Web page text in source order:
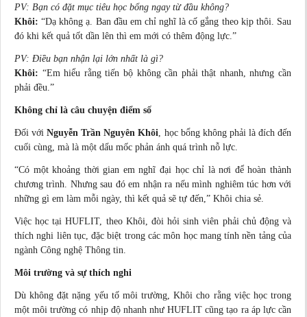
PV: Bạn có đặt mục tiêu học bổng ngay từ đầu không?
Khôi: “Dạ không ạ. Ban đầu em chỉ nghĩ là cố gắng theo kịp thôi. Sau
đó khi kết quả tốt dần lên thì em mới có thêm động lực.”
PV: Điều bạn nhận lại lớn nhất là gì?
Khôi: “Em hiểu rằng tiến bộ không cần phải thật nhanh, nhưng cần
phải đều.”
Không chỉ là câu chuyện điểm số
Đối vớiNguyễn Trần Nguyên Khôi, học bổng không phải là đích đến
cuối cùng, mà là một dấu mốc phản ánh quá trình nỗ lực.
“Có một khoảng thời gian em nghĩ đại học chỉ là nơi để hoàn thành
chương trình. Nhưng sau đó em nhận ra nếu mình nghiêm túc hơn với
những gì em làm mỗi ngày, thì kết quả sẽ tự đến,” Khôi chia sẻ.
Việc học tại HUFLIT, theo Khôi, đòi hỏi sinh viên phải chủ động và
thích nghi liên tục, đặc biệt trong các môn học mang tính nền tảng của
ngành Công nghệ Thông tin.
Môi trường và sự thích nghi
Dù không đặt nặng yếu tố môi trường, Khôi cho rằng việc học trong
một môi trường có nhịp độ nhanh như HUFLIT cũng tạo ra áp lực cần